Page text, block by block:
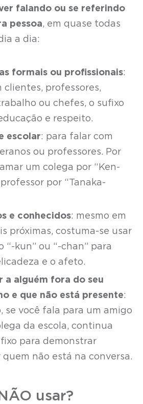
falando ou se referindo
pessoa, em quase todas
a dia:
formais ou profissionais:
clientes, professores,
ou chefes, o sufixo
e respeito.
escolar: para falar com
ou professores. Por
um colega por “Ken-
por “Tanaka-
e conhecidos: mesmo em
próximas, costuma-se usar
“-kun” ou “-chan” para
e o afeto.
a alguém fora do seu
e que não está presente:
se você fala para um amigo
da escola, continua
para demonstrar
não está na conversa.
usar?